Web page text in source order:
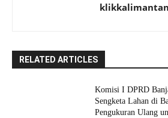
klikkalimantan
RELATED ARTICLES
Komisi I DPRD
Sengketa Lahan di
Pengukuran Ulang